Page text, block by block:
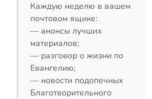
Каждую неделю в вашем
почтовом ящике:
— анонсы лучших
материалов;
— разговор о жизни по
Евангелию;
— новости подопечных
Благотворительного